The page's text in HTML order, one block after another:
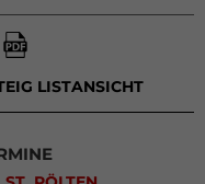
LISTANSICHT